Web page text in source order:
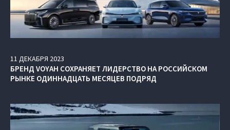
11 ДЕКАБРЯ 2023
БРЕНД VOYAH СОХРАНЯЕТ ЛИДЕРСТВО НА РОССИЙСКОМ
РЫНКЕ ОДИННАДЦАТЬ МЕСЯЦЕВ ПОДРЯД